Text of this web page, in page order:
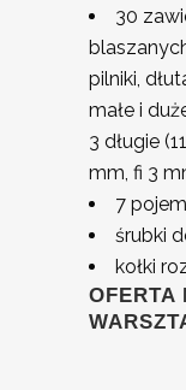
30
pilniki,
małe i
3 długie
mm, fi 3
7
śrubki
kołki
OFERTA